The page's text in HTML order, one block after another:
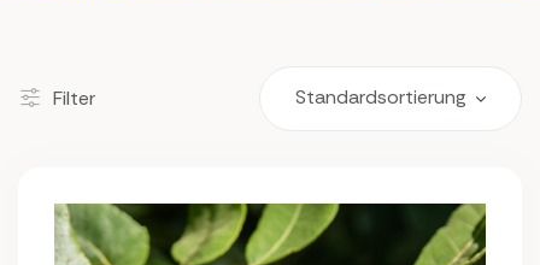
Filter